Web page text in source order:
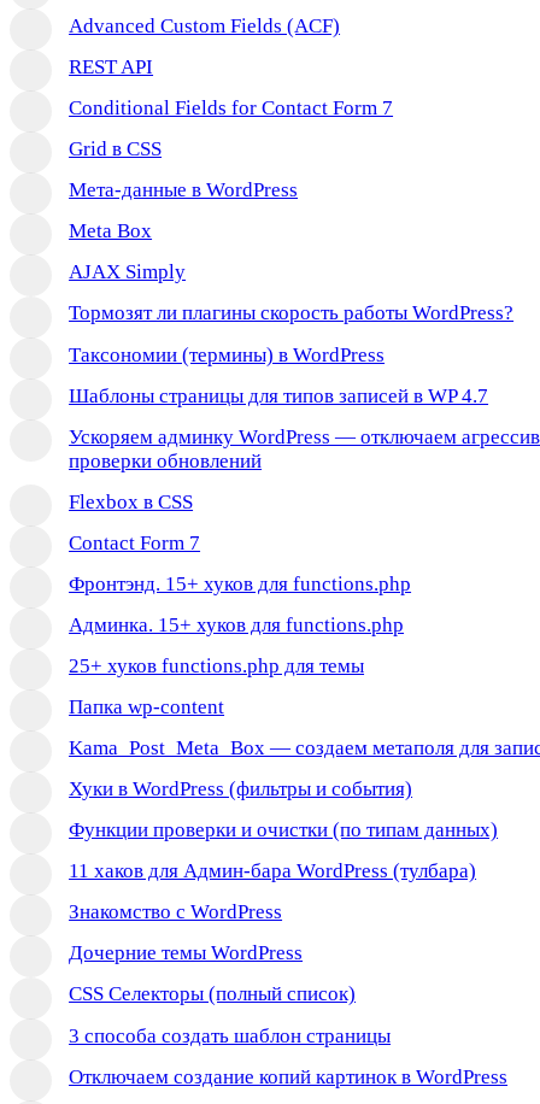
Advanced Custom Fields (ACF)
REST API
Conditional Fields for Contact Form 7
Grid в CSS
Мета-данные в WordPress
Meta Box
AJAX Simply
Тормозят ли плагины скорость работы WordPress?
Таксономии (термины) в WordPress
Шаблоны страницы для типов записей в WP 4.7
Ускоряем админку WordPress — отключаем
проверки обновлений
Flexbox в CSS
Contact Form 7
Фронтэнд. 15+ хуков для functions.php
Админка. 15+ хуков для functions.php
25+ хуков functions.php для темы
Папка wp-content
Kama_Post_Meta_Box — создаем метаполя для
Хуки в WordPress (фильтры и события)
Функции проверки и очистки (по типам данных)
11 хаков для Админ-бара WordPress (тулбара)
Знакомство с WordPress
Дочерние темы WordPress
CSS Селекторы (полный список)
3 способа создать шаблон страницы
Отключаем создание копий картинок в WordPress